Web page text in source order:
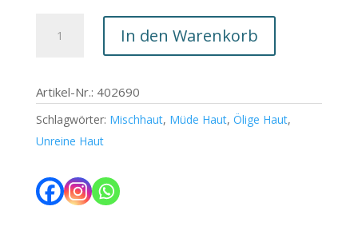
CHF 52.00CHF 41.60.
Exfoliating
Menge
In den Warenkorb
Artikel-Nr.: 402690
Schlagwörter: Mischhaut, Müde Haut, Ölige Haut,
Unreine Haut